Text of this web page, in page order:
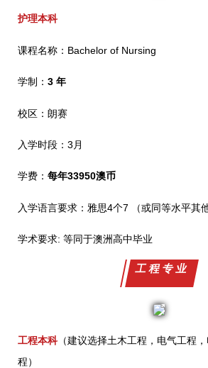
护理本科
课程名称：Bachelor of Nursing
学制： 3 年
校区：朗赛
入学时段：3月
学费： 每年33950澳币
入学语言要求：雅思4个7 （或同等水平其
学术要求: 等同于澳洲高中毕业
工程专业
工程本科 （建议选择土木工程，电气工程
程）